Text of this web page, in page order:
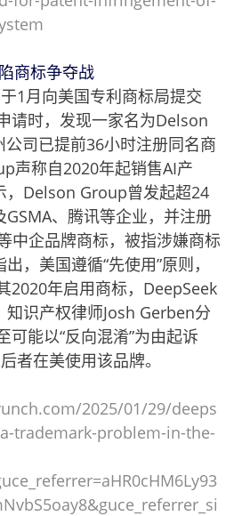
商标争夺战
1月向美国专利商标局提交
请时，发现一家名为Delson
司已提前36小时注册同名商
声称自2020年起销售AI产
，Delson Group曾发起超24
、腾讯等企业，并注册
中企品牌商标，被指涉嫌商标
，美国遵循“先使用”原则，
2020年启用商标，DeepSeek
知识产权律师Josh Gerben分
可能以“反向混淆”为由起诉
者在美使用该品牌。
2025/01/29/deeps
trademark-problem-in-the-